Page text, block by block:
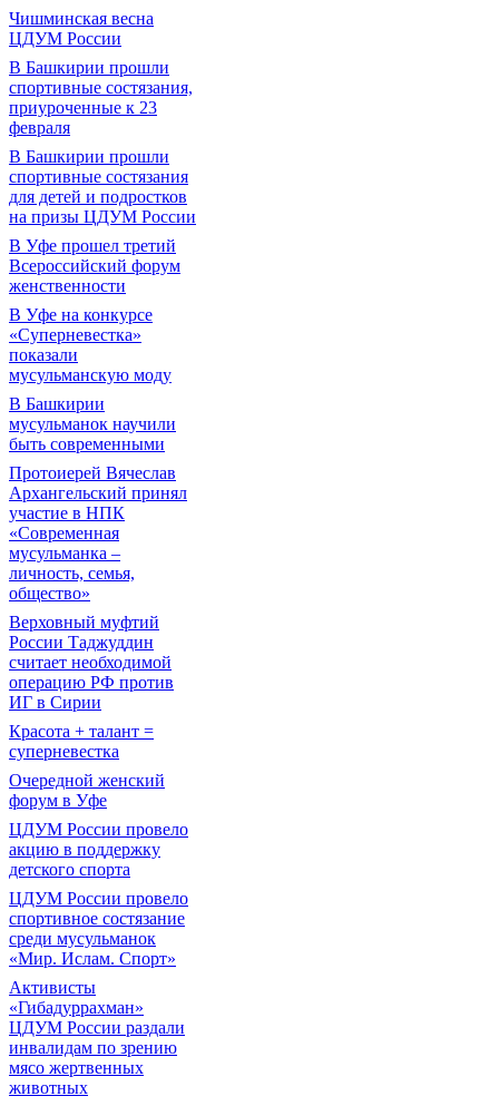
Чишминская весна
ЦДУМ России
В Башкирии прошли
спортивные состязания,
приуроченные к 23
февраля
В Башкирии прошли
спортивные состязания
для детей и подростков
на призы ЦДУМ России
В Уфе прошел третий
Всероссийский форум
женственности
В Уфе на конкурсе
«Суперневестка»
показали
мусульманскую моду
В Башкирии
мусульманок научили
быть современными
Протоиерей Вячеслав
Архангельский принял
участие в НПК
«Современная
мусульманка –
личность, семья,
общество»
Верховный муфтий
России Таджуддин
считает необходимой
операцию РФ против
ИГ в Сирии
Красота + талант =
суперневестка
Очередной женский
форум в Уфе
ЦДУМ России провело
акцию в поддержку
детского спорта
ЦДУМ России провело
спортивное состязание
среди мусульманок
«Мир. Ислам. Спорт»
Активисты
«Гибадуррахман»
ЦДУМ России раздали
инвалидам по зрению
мясо жертвенных
животных